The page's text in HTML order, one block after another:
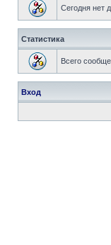
Сегодня нет
Статистика
Всего
Вход